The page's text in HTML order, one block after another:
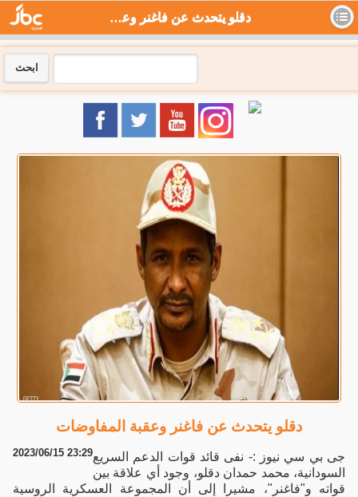
دقلو يتحدث عن فاغنر وعقبة المفاوضات - جي بي سي نيوز
ابحث
دقلو يتحدث عن فاغنر وعقبة المفاوضات
2023/06/15 23:29جى بي سي نيوز :- نفى قائد قوات الدعم السريع
السودانية، محمد حمدان دقلو، وجود أي علاقة بين
قواته و"فاغنر"، مشيرا إلى أن المجموعة العسكرية الروسية